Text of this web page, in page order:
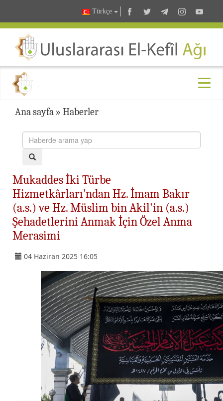
Türkçe
Ana sayfa » Haberler
Mukaddes İki Türbe
Hizmetkârları’ndan Hz. İmam Bakır
(a.s.) ve Hz. Müslim bin Akil'in (a.s.)
Şehadetlerini Anmak İçin Özel Anma
Merasimi
04 Haziran 2025 16:05